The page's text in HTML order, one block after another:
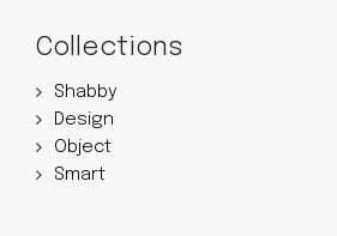
Collections
Shabby
Design
Object
Smart